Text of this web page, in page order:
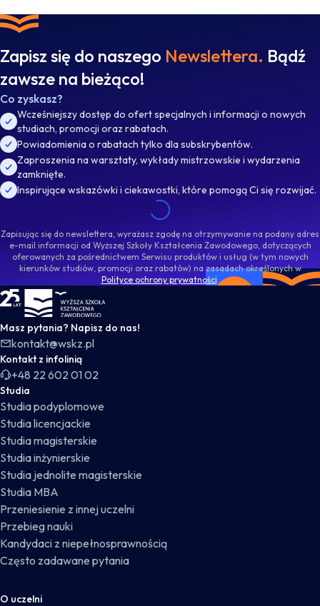
Zapisz się do naszego Newslettera. Bądź
zawsze na bieżąco!
Co zyskasz?
Wcześniejszy dostęp do ofert specjalnych i informacji o nowych
studiach, promocji oraz rabatach.
Powiadomienia o rabatach tylko dla subskrybentów.
Zaproszenia na warsztaty, wykłady mistrzowskie i wydarzenia
zamknięte.
Inspirujące wskazówki i ciekawostki, które pomogą Ci się rozwijać.
Zapisując się do newslettera, wyrażasz zgodę na otrzymywanie na podany adres
e-mail informacji od Wyższej Szkoły Kształcenia Zawodowego, dotyczących
oferowanych za pośrednictwem Serwisu produktów i usług (w tym nowych
kierunków studiów, promocji oraz rabatów) na zasadach określonych w
Polityce ochrony prywatności.
WSKZ - strona główna
Masz pytania? Napisz do nas!
kontakt@wskz.pl
Kontakt z infolinią
+48 22 602 01 02
Studia
Studia podyplomowe
Studia licencjackie
Studia magisterskie
Studia inżynierskie
Studia jednolite magisterskie
Studia MBA
Przeniesienie z innej uczelni
Przebieg nauki
Kandydaci z niepełnosprawnością
Często zadawane pytania
O uczelni